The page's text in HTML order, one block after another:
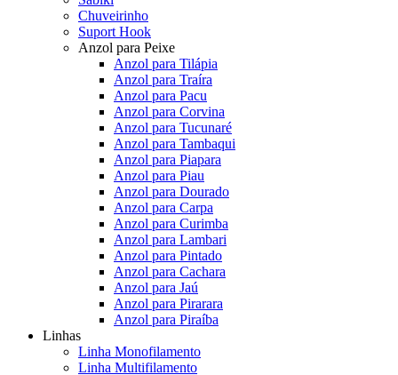
Chuveirinho
Suport Hook
Anzol para Peixe
Anzol para Tilápia
Anzol para Traíra
Anzol para Pacu
Anzol para Corvina
Anzol para Tucunaré
Anzol para Tambaqui
Anzol para Piapara
Anzol para Piau
Anzol para Dourado
Anzol para Carpa
Anzol para Curimba
Anzol para Lambari
Anzol para Pintado
Anzol para Cachara
Anzol para Jaú
Anzol para Pirarara
Anzol para Piraíba
Linhas
Linha Monofilamento
Linha Multifilamento